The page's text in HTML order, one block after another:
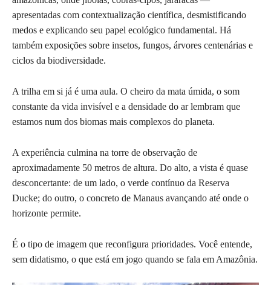
apresentadas com contextualização científica, desmistificando
medos e explicando seu papel ecológico fundamental. Há
também exposições sobre insetos, fungos, árvores centenárias e
ciclos da biodiversidade.
A trilha em si já é uma aula. O cheiro da mata úmida, o som
constante da vida invisível e a densidade do ar lembram que
estamos num dos biomas mais complexos do planeta.
A experiência culmina na torre de observação de
aproximadamente 50 metros de altura. Do alto, a vista é quase
desconcertante: de um lado, o verde contínuo da Reserva
Ducke; do outro, o concreto de Manaus avançando até onde o
horizonte permite.
É o tipo de imagem que reconfigura prioridades. Você entende,
sem didatismo, o que está em jogo quando se fala em Amazônia.